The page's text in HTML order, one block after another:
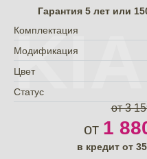
KIA
Гарантия 5 лет или
Комплектация
Модификация
Цвет
Статус
от 3
от 1
в кредит от